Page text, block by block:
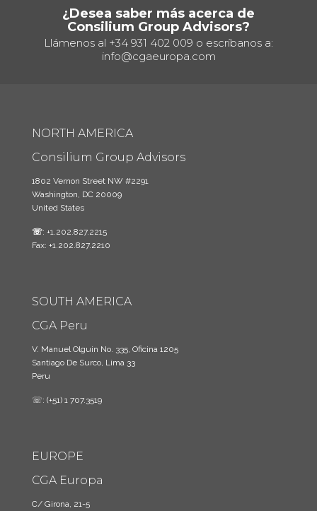
¿Desea saber más acerca de
Consilium Group Advisors?
Llámenos al +34 931 402 009 o escríbanos a:
info@cgaeuropa.com
NORTH AMERICA
Consilium Group Advisors
1802 Vernon Street NW #2291
Washington, DC 20009
United States
☏: +1.202.827.2215
Fax: +1.202.827.2210
SOUTH AMERICA
CGA Peru
V. Manuel Olguin No. 335, Oficina 1205
Santiago De Surco, Lima 33
Peru
☏: (+51) 1 707.3519
EUROPE
CGA Europa
C/ Girona, 21-5